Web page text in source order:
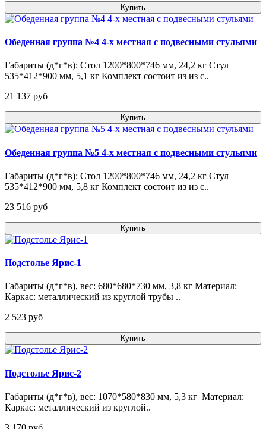
Купить
Обеденная группа №4 4-х местная с подвесными стульями
Габариты (д*г*в): Стол 1200*800*746 мм, 24,2 кг Стул
535*412*900 мм, 5,1 кг Комплект состоит из из с..
21 137 pуб
Купить
Обеденная группа №5 4-х местная с подвесными стульями
Габариты (д*г*в): Стол 1200*800*746 мм, 24,2 кг Стул
535*412*900 мм, 5,8 кг Комплект состоит из из с..
23 516 pуб
Купить
Подстолье Ярис-1
Габариты (д*г*в), вес: 680*680*730 мм, 3,8 кг Материал:
Каркас: металлический из круглой трубы ..
2 523 pуб
Купить
Подстолье Ярис-2
Габариты (д*г*в), вес: 1070*580*830 мм, 5,3 кг Материал:
Каркас: металлический из круглой..